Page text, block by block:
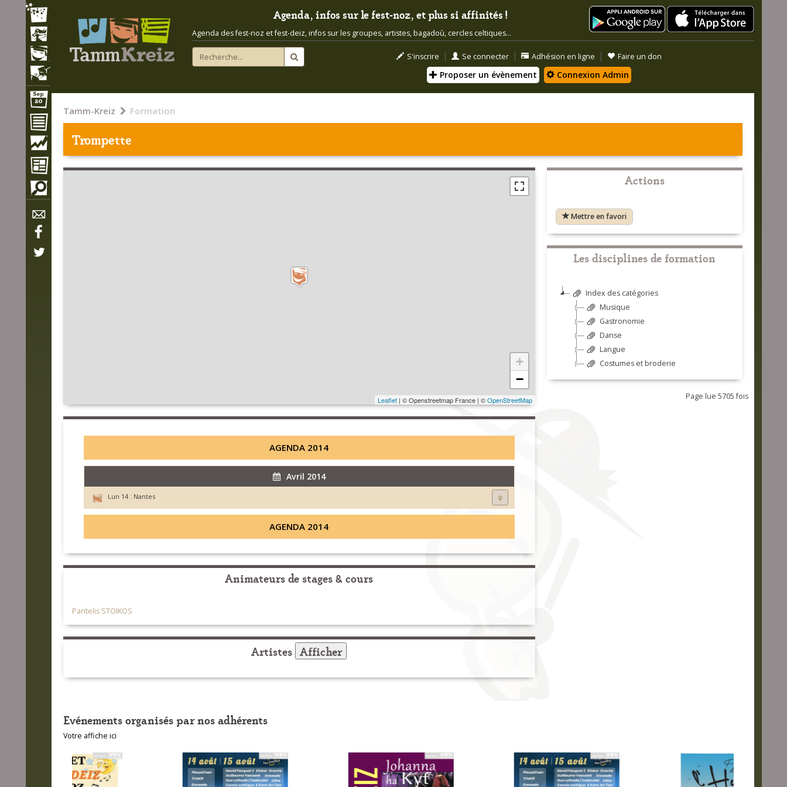
Agenda, infos sur le fest-noz, et plus si affinités !
Agenda des fest-noz et fest-deiz, infos sur les groupes, artistes, bagadoù, cercles celtiques...
S'inscrire | Se connecter | Adhésion en ligne | Faire un don
Proposer un évènement Connexion Admin
Tamm-Kreiz Formation
Trompette
+
−
Leaflet| © Openstreetmap France | ©OpenStreetMap
AGENDA 2014
Avril 2014
Lun 14 : Nantes
AGENDA 2014
Animateurs de stages & cours
Pantelis STOIKOS
Artistes Afficher
Actions
Mettre en favori
Les disciplines de formation
Index des catégories
Musique
Gastronomie
Danse
Langue
Costumes et broderie
Page lue 5705 fois
Evénements organisés par nos adhérents
Votre affiche ici